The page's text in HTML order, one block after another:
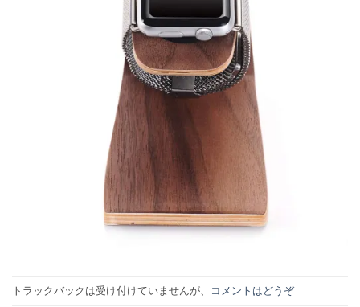
トラックバックは受け付けていませんが、 コメントはどうぞ